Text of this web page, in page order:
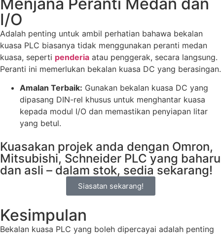
I/O
Adalah penting untuk ambil perhatian bahawa bekalan
kuasa PLC biasanya tidak menggunakan peranti medan
kuasa, seperti penderia atau penggerak, secara langsung.
Peranti ini memerlukan bekalan kuasa DC yang berasingan.
Amalan Terbaik: Gunakan bekalan kuasa DC yang
dipasang DIN-rel khusus untuk menghantar kuasa
kepada modul I/O dan memastikan penyiapan litar
yang betul.
Kuasakan projek anda dengan Omron,
Mitsubishi, Schneider PLC yang baharu
dan asli – dalam stok, sedia sekarang!
Siasatan sekarang!
Kesimpulan
Bekalan kuasa PLC yang boleh dipercayai adalah penting